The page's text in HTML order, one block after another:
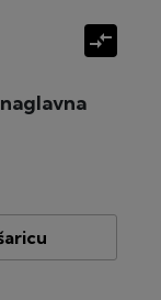
compare_arrows